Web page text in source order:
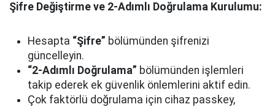
Şifre Değiştirme ve 2-Adımlı Doğrulama Kurulumu:
Hesapta “Şifre” bölümünden şifrenizi
güncelleyin.
“2-Adımlı Doğrulama” bölümünden işlemleri
takip ederek ek güvenlik önlemlerini aktif edin.
Çok faktörlü doğrulama için cihaz passkey,